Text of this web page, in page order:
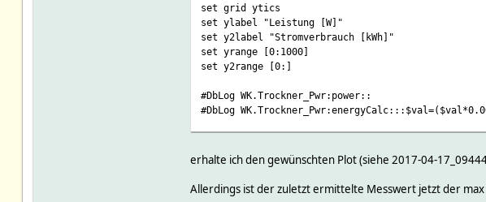
set grid ytics
set ylabel "Leistung [W]"
set y2label "Stromverbrauch [kWh]"
set yrange [0:1000]
set y2range [0:]
#DbLog WK.Trockner_Pwr:power::
#DbLog
"<IN>" using 1:2 axes x1y2 title
erhalte ich den gewünschten Plot (siehe 2017-04-
Allerdings ist der zuletzt ermittelte Messwert jetzt der